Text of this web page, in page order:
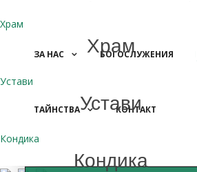
Храм
Храм
Устави
Устави
Кондика
Кондика
ЗА НАС БОГОСЛУЖЕНИЯ
ТАЙНСТВА КОНТАКТ
ДАРЕНИЯ